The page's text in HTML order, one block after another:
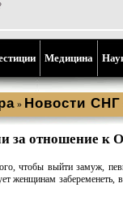
Медицина
» Новости СНГ
за отношение к
чтобы выйти замуж,
женщинам забеременеть,